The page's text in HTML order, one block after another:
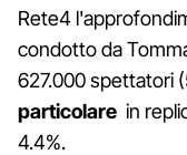
Rete4
condotto da
627.000 spettatori
particolare in
4.4%.